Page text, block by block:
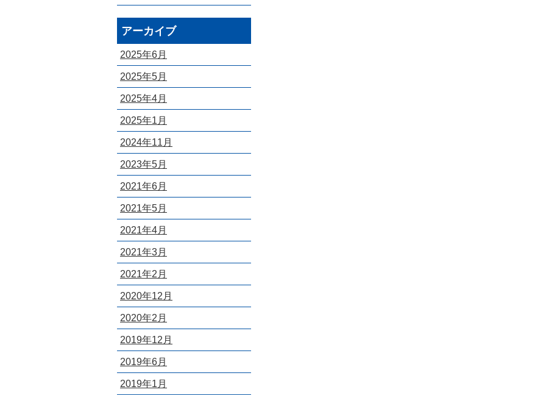
アーカイブ
2025年6月
2025年5月
2025年4月
2025年1月
2024年11月
2023年5月
2021年6月
2021年5月
2021年4月
2021年3月
2021年2月
2020年12月
2020年2月
2019年12月
2019年6月
2019年1月